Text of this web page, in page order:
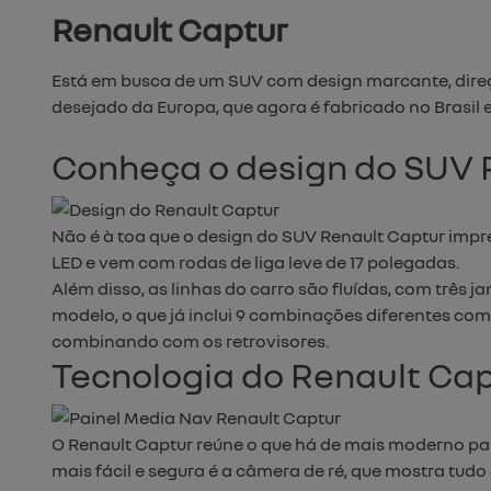
Renault Captur
Está em busca de um SUV com design marcante,
desejado da Europa, que agora é fabricado no
Conheça o design do
Não é à toa que o design do SUV Renault Captur
LED e vem com rodas de liga leve de 17 polegadas.
Além disso, as linhas do carro são fluídas, com três
modelo, o que já inclui 9 combinações diferentes
combinando com os retrovisores.
Tecnologia do Renault
O Renault Captur reúne o que há de mais moderno
mais fácil e segura é a câmera de ré, que mostra